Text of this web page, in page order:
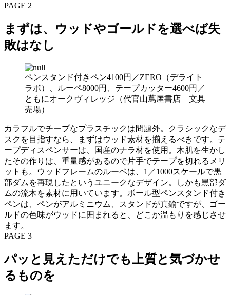
PAGE 2
まずは、ウッドやゴールドを選べば失
敗はなし
ペンスタンド付きペン4100円／ZERO（デライト
ラボ）、ルーペ8000円、テープカッター4600円／
ともにオークヴィレッジ（代官山蔦屋書店 文具
売場）
カラフルでチープなプラスチックは問題外。クラシックなデ
スクを目指すなら、まずはウッド素材を揃えるべきです。テ
ープディスペンサーは、国産のナラ材を使用。木肌を生かし
たその作りは、重量感があるので片手でテープを切れるメリ
ットも。ウッドフレームのルーペは、1／1000スケールで黒
部ダムを再現したというユニークなデザイン。しかも黒部ダ
ムの流木を素材に用いています。ボール型ペンスタンド付き
ペンは、ペンがアルミニウム、スタンドが真鍮ですが、ゴー
ルドの色味がウッドに囲まれると、どこか温もりを感じさせ
ます。
PAGE 3
パッと見えただけでも上質と気づかせ
るものを